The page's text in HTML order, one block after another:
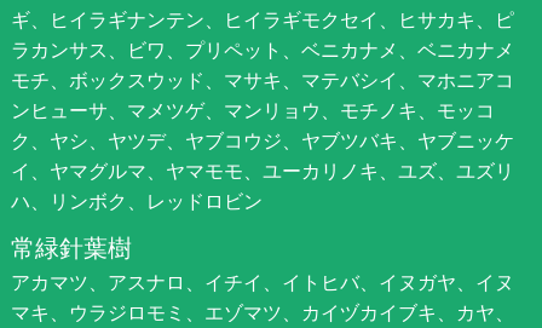
ギ、ヒイラギナンテン、ヒイラギモクセイ、ヒサカキ、ピ
ラカンサス、ビワ、プリペット、ベニカナメ、ベニカナメ
モチ、ボックスウッド、マサキ、マテバシイ、マホニアコ
ンヒューサ、マメツゲ、マンリョウ、モチノキ、モッコ
ク、ヤシ、ヤツデ、ヤブコウジ、ヤブツバキ、ヤブニッケ
イ、ヤマグルマ、ヤマモモ、ユーカリノキ、ユズ、ユズリ
ハ、リンボク、レッドロビン
常緑針葉樹
アカマツ、アスナロ、イチイ、イトヒバ、イヌガヤ、イヌ
マキ、ウラジロモミ、エゾマツ、カイヅカイブキ、カヤ、